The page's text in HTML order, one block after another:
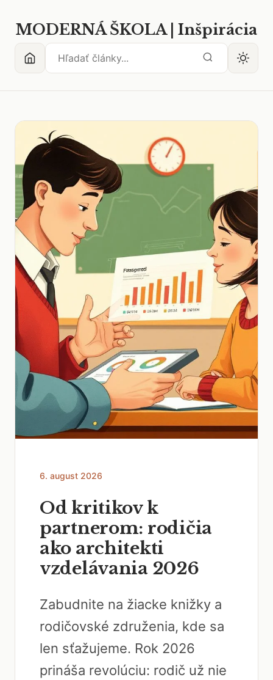
MODERNÁ ŠKOLA | Inšpirácia
6. august 2026
Od kritikov k
partnerom: rodičia
ako architekti
vzdelávania 2026
Zabudnite na žiacke knižky a
rodičovské združenia, kde sa
len sťažujeme. Rok 2026
prináša revolúciu: rodič už nie